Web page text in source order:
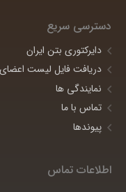
دسترسی سریع
دایرکتوری بتن ایران
دریافت فایل لیست
نمایندگی ها
تماس با ما
پیوندها
اطلاعات تماس